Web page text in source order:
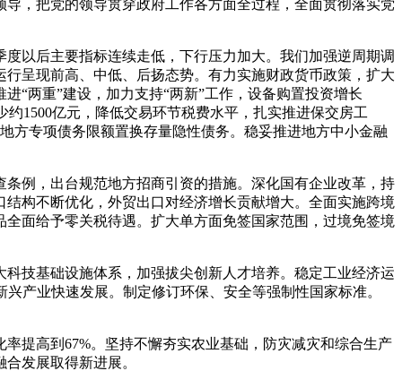
，把党的领导贯穿政府工作各方面全过程，全面贯彻落实党
以后主要指标连续走低，下行压力加大。我们加强逆周期调
呈现前高、中低、后扬态势。有力实施财政货币政策，扩大
“两重”建设，加力支持“两新”工作，设备购置投资增长
1500亿元，降低交易环节税费水平，扎实推进保交房工
方专项债务限额置换存量隐性债务。稳妥推进地方中小金融
例，出台规范地方招商引资的措施。深化国有企业改革，持
构不断优化，外贸出口对经济增长贡献增大。全面实施跨境
面给予零关税待遇。扩大单方面免签国家范围，过境免签境
技基础设施体系，加强拔尖创新人才培养。稳定工业经济运
产业快速发展。制定修订环保、安全等强制性国家标准。
提高到67%。坚持不懈夯实农业基础，防灾减灾和综合生产
发展取得新进展。